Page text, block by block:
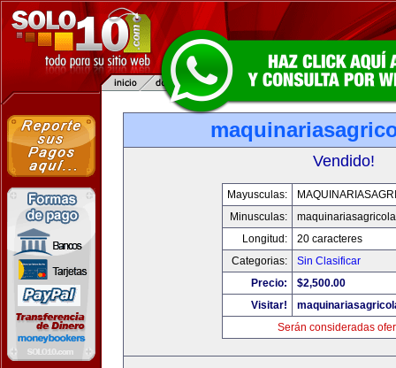
Vendido!
Mayusculas:
Minusculas:
Longitud:
20 caracteres
Categorias:
Sin Clasificar
Precio:
$2,500.00
Visitar!
Serán consideradas